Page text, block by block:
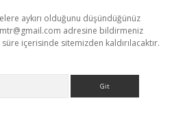
aykırı olduğunu düşündüğünüz
adresine bildirmeniz
içerisinde sitemizden kaldırılacaktır.